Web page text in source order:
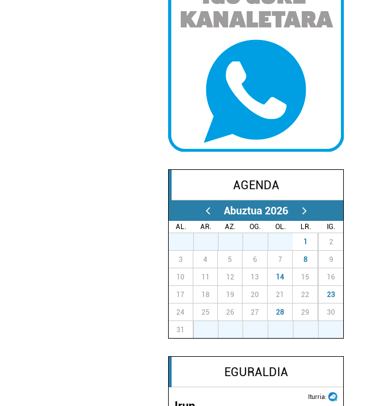
AGENDA
Abuztua 2026
AL. AR. AZ. OG. OL. LR.
IG.
1 2
3 4 5 6 7 8 9
10 11 12 13 14 15 16
17 18 19 20 21 22 23
24 25 26 27 28 29 30
31
EGURALDIA
Iturria: